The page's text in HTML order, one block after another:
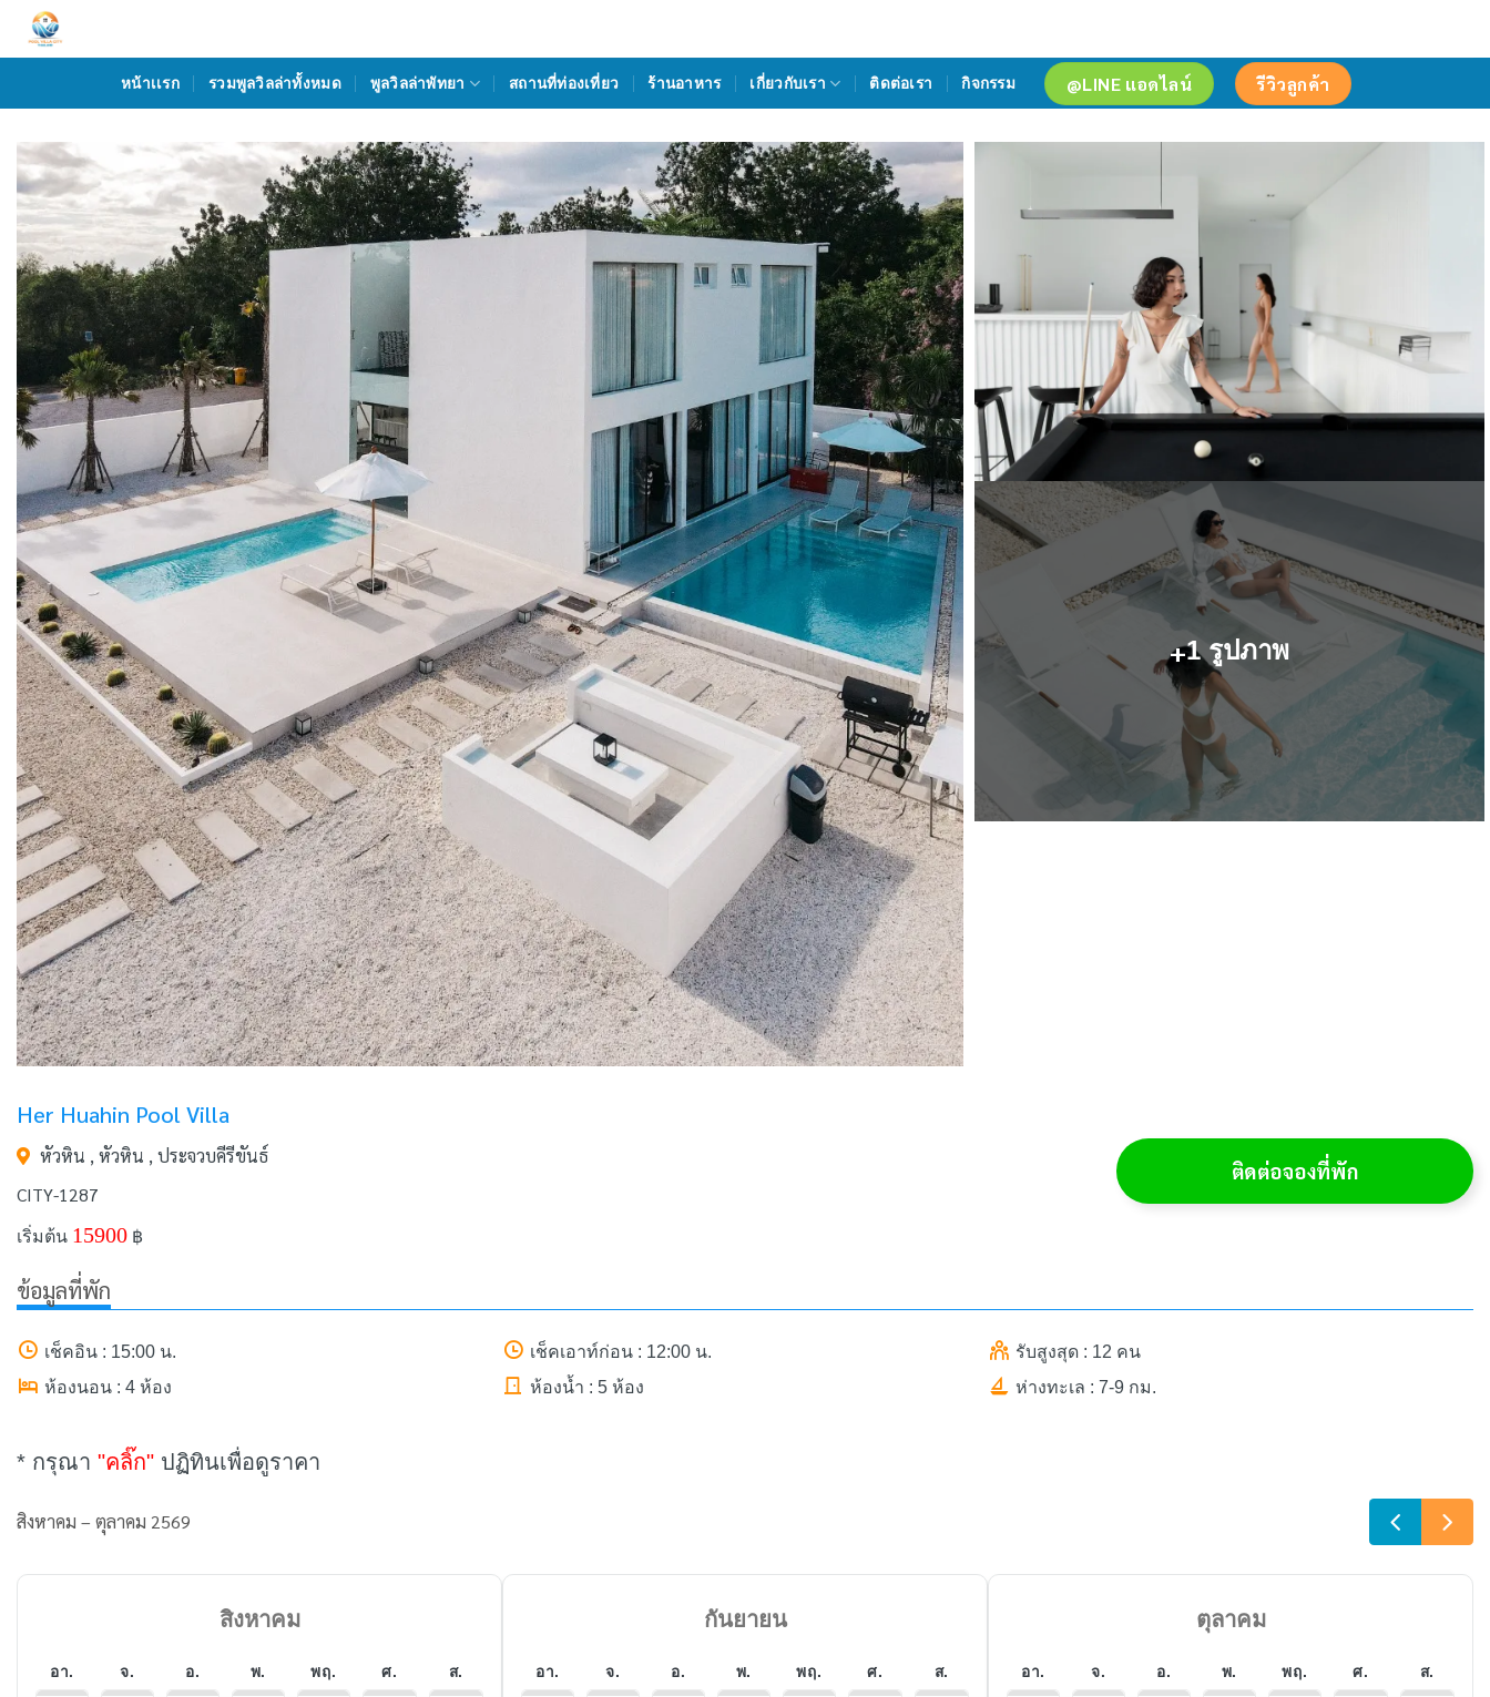
หน้าเเรก รวมพูลวิลล่าทั้งหมด พูลวิลล่าพัทยา สถานที่ท่องเที่ยว ร้านอาหาร เกี่ยวกับเรา ติดต่อเรา กิจกรรม @LINE แอดไลน์ รีวิวลูกค้า
+1 รูปภาพ
Her Huahin Pool Villa
หัวหิน , หัวหิน , ประจวบคีรีขันธ์
CITY-1287
เริ่มต้น 15900 ฿
ติดต่อจองที่พัก
ข้อมูลที่พัก
เช็คอิน : 15:00 น. เช็คเอาท์ก่อน : 12:00 น.
รับสูงสุด : 12 คน
ห้องนอน : 4 ห้อง
ห้องน้ำ : 5 ห้อง ห่างทะเล : 7-9 กม.
* กรุณา "คลิ๊ก" ปฏิทินเพื่อดูราคา
สิงหาคม – ตุลาคม 2569
สิงหาคม
อา. จ. อ. พ. พฤ. ศ. ส.
กันยายน
อา. จ. อ. พ. พฤ. ศ. ส.
ตุลาคม
อา. จ. อ. พ. พฤ. ศ. ส.